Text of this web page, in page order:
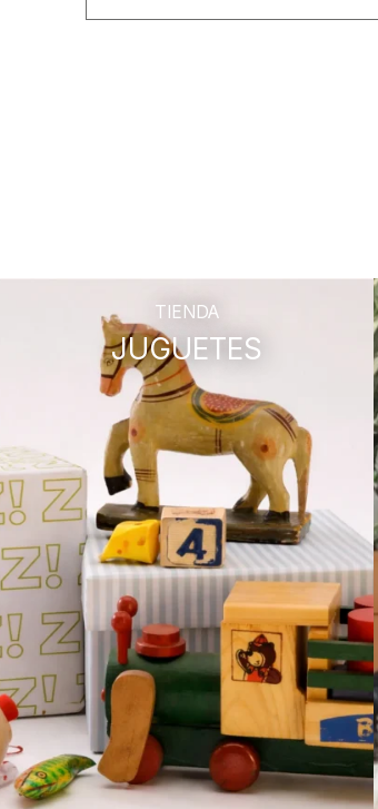
TIENDA
JUGUETES